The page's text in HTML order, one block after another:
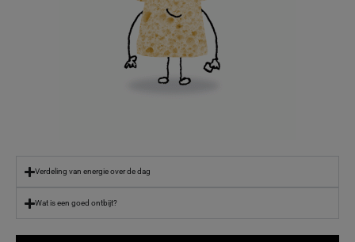
Verdeling van energie over de dag
Wat is een goed ontbijt?